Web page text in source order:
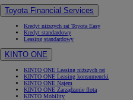
Toyota Financial Services
Kredyt niższych rat Toyota Easy
Kredyt standardowy
Leasing standardowy
KINTO ONE
KINTO ONE Leasing niższych rat
KINTO ONE Leasing konsumencki
KINTO ONE Najem
KINTO ONE Zarządzanie flotą
KINTO Mobility